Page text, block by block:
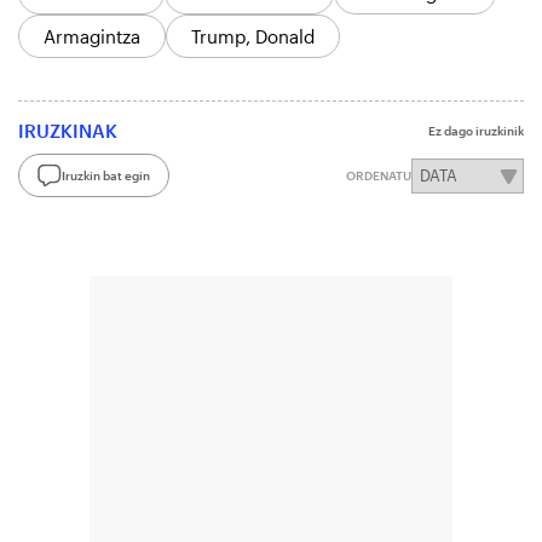
Armagintza
Trump, Donald
IRUZKINAK Ez dago iruzkinik
Iruzkin bat egin ORDENATU